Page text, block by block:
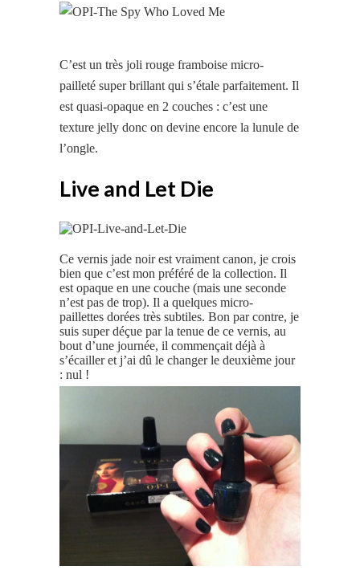
C’est un très joli rouge framboise micro-
pailleté super brillant qui s’étale parfaitement. Il
est quasi-opaque en 2 couches : c’est une
texture jelly donc on devine encore la lunule de
l’ongle.
Live and Let Die
Ce vernis jade noir est vraiment canon, je crois
bien que c’est mon préféré de la collection. Il
est opaque en une couche (mais une seconde
n’est pas de trop). Il a quelques micro-
paillettes dorées très subtiles. Bon par contre, je
suis super déçue par la tenue de ce vernis, au
bout d’une journée, il commençait déjà à
s’écailler et j’ai dû le changer le deuxième jour
: nul !